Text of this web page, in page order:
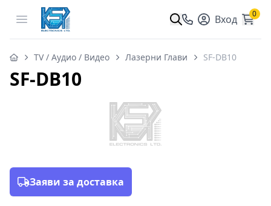
Open menu Вход 0
TV / Аудио / Видео Лазерни Глави SF-DB10
SF-DB10
Заяви за доставка